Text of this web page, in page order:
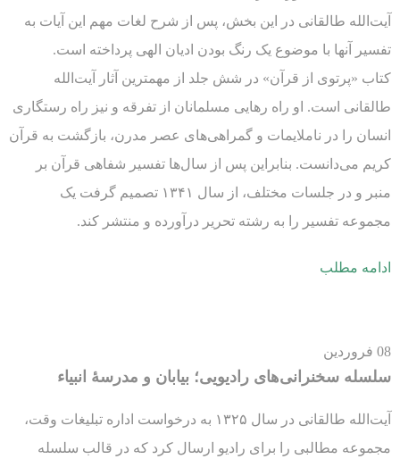
آیت‌الله طالقانی در این بخش، پس از شرح لغات مهم این آیات به
تفسیر آنها با موضوع یک رنگ بودن ادیان الهی پرداخته است.
کتاب‌ «پرتوی از قرآن» در شش جلد از مهمترین آثار آیت‌الله
طالقانی است. او راه رهایی مسلمانان از تفرقه و نیز راه رستگاری
انسان را در ناملایمات و گمراهی‌های عصر مدرن، بازگشت به قرآن
کریم می‌دانست. بنابراین پس از سال‌ها تفسیر شفاهی قرآن بر
منبر و در جلسات مختلف، از سال ۱۳۴۱ تصمیم گرفت یک
مجموعه تفسیر را به رشته تحریر درآورده و منتشر کند.
ادامه مطلب
08 فروردین
سلسله سخنرانی‌های رادیویی؛ بیابان و مدرسۀ انبیاء
آیت‌الله طالقانی در سال ۱۳۲۵ به درخواست اداره تبلیغات وقت،
مجموعه مطالبی را برای رادیو ارسال کرد که در قالب سلسله